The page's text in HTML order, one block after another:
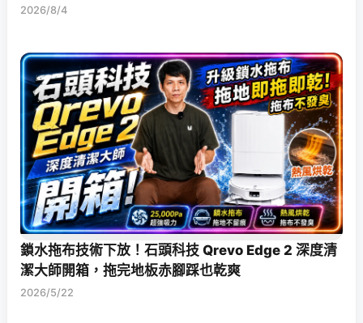
2026/8/4
鎖水拖布技術下放！石頭科技 Qrevo Edge 2 深度清
潔大師開箱，拖完地板赤腳踩也乾爽
2026/5/22